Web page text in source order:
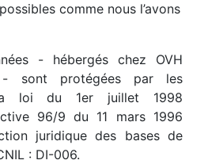
comme nous l’avons
- hébergés chez OVH
- sont protégées par les
loi du 1er juillet 1998
96/9 du 11 mars 1996
juridique des bases de
: DI-006.